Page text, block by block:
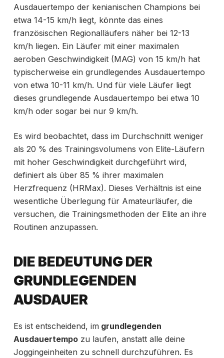
Ausdauertempo der kenianischen Champions bei
etwa 14-15 km/h liegt, könnte das eines
französischen Regionalläufers näher bei 12-13
km/h liegen. Ein Läufer mit einer maximalen
aeroben Geschwindigkeit (MAG) von 15 km/h hat
typischerweise ein grundlegendes Ausdauertempo
von etwa 10-11 km/h. Und für viele Läufer liegt
dieses grundlegende Ausdauertempo bei etwa 10
km/h oder sogar bei nur 9 km/h.
Es wird beobachtet, dass im Durchschnitt weniger
als 20 % des Trainingsvolumens von Elite-Läufern
mit hoher Geschwindigkeit durchgeführt wird,
definiert als über 85 % ihrer maximalen
Herzfrequenz (HRMax). Dieses Verhältnis ist eine
wesentliche Überlegung für Amateurläufer, die
versuchen, die Trainingsmethoden der Elite an ihre
Routinen anzupassen.
DIE BEDEUTUNG DER
GRUNDLEGENDEN
AUSDAUER
Es ist entscheidend, im grundlegenden
Ausdauertempozu laufen, anstatt alle deine
Joggingeinheiten zu schnell durchzuführen. Es